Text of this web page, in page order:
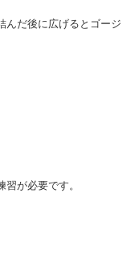
んだ後に広げるとゴージ
が必要です。